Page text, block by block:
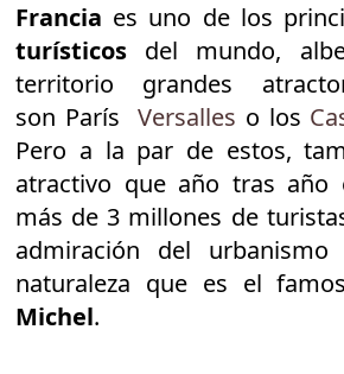
Francia es uno de los
turísticos del mundo,
territorio grandes
son ParísVersalles o los
Pero a la par de estos,
atractivo que año tras año
más de 3 millones de
admiración del
naturaleza que es el
Michel.